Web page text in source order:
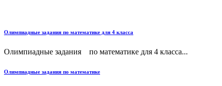
Олимпиадные задания по математике для 4 класса
Олимпиадные задания по математике для 4 класса...
Олимпиадные задания по математике